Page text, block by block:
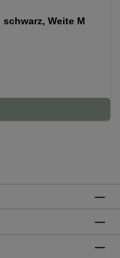
schwarz, Weite M